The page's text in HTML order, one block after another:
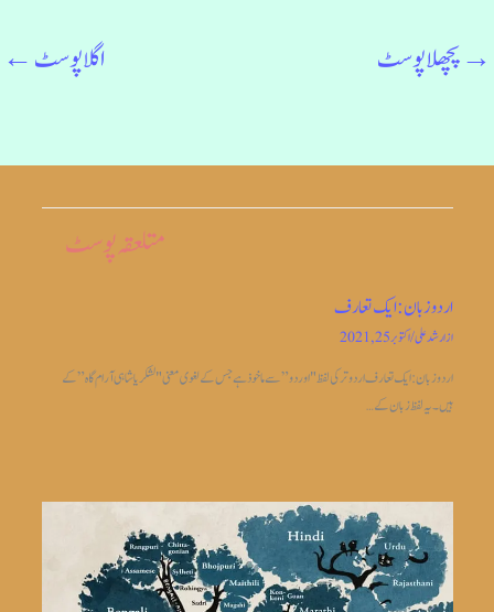
→پچھلا پوسٹ اگلا پوسٹ←
متلعقہ پوسٹ
اردو زبان: ایک تعارف
ازارشد علی/اکتوبر 25, 2021
اردو زبان: ایک تعارف اردو ترکی لفظ "اوردو” سے ماخوذ ہے جس کے لغوی معنی "لشکریا شاہی آرام گاہ” کے
ہیں۔ یہ لفظ زبان کے…